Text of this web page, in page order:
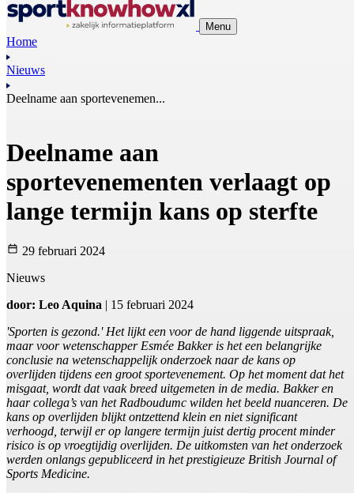
Menu
Home
Nieuws
Deelname aan sportevenemen...
Deelname aan
sportevenementen verlaagt op
lange termijn kans op sterfte
29 februari 2024
Nieuws
door: Leo Aquina | 15 februari 2024
'Sporten is gezond.' Het lijkt een voor de hand liggende uitspraak,
maar voor wetenschapper Esmée Bakker is het een belangrijke
conclusie na wetenschappelijk onderzoek naar de kans op
overlijden tijdens een groot sportevenement. Op het moment dat het
misgaat, wordt dat vaak breed uitgemeten in de media. Bakker en
haar collega’s van het Radboudumc wilden het beeld nuanceren. De
kans op overlijden blijkt ontzettend klein en niet significant
verhoogd, terwijl er op langere termijn juist dertig procent minder
risico is op vroegtijdig overlijden. De uitkomsten van het onderzoek
werden onlangs gepubliceerd in het prestigieuze British Journal of
Sports Medicine.